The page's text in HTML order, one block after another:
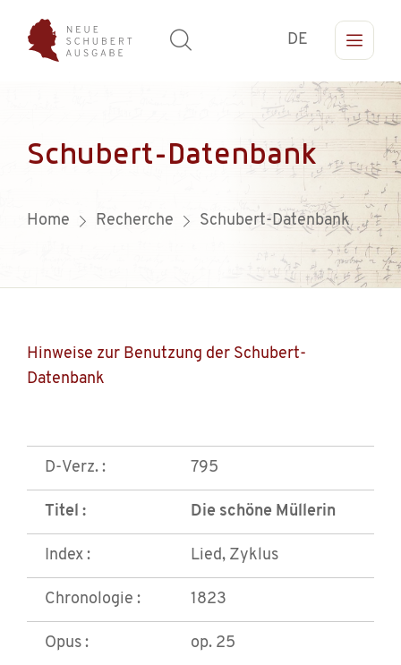
DE
Schubert-Datenbank
Home Recherche Schubert-Datenbank
Hinweise zur Benutzung der Schubert-
Datenbank
D-Verz. : 795
Titel : Die schöne Müllerin
Index : Lied, Zyklus
Chronologie : 1823
Opus : op. 25